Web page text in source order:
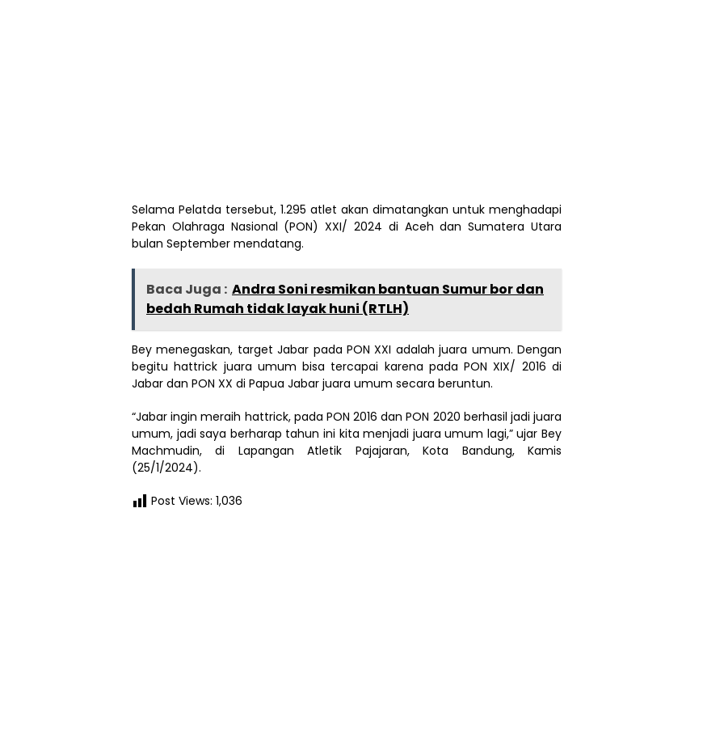
Selama Pelatda tersebut, 1.295 atlet akan dimatangkan untuk menghadapi
Pekan Olahraga Nasional (PON) XXI/ 2024 di Aceh dan Sumatera Utara
bulan September mendatang.
Baca Juga : Andra Soni resmikan bantuan Sumur bor dan
bedah Rumah tidak layak huni (RTLH)
Bey menegaskan, target Jabar pada PON XXI adalah juara umum. Dengan
begitu hattrick juara umum bisa tercapai karena pada PON XIX/ 2016 di
Jabar dan PON XX di Papua Jabar juara umum secara beruntun.
“Jabar ingin meraih hattrick, pada PON 2016 dan PON 2020 berhasil jadi juara
umum, jadi saya berharap tahun ini kita menjadi juara umum lagi,” ujar Bey
Machmudin, di Lapangan Atletik Pajajaran, Kota Bandung, Kamis
(25/1/2024).
Post Views: 1,036